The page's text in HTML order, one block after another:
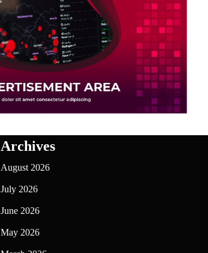
Archives
August 2026
July 2026
June 2026
May 2026